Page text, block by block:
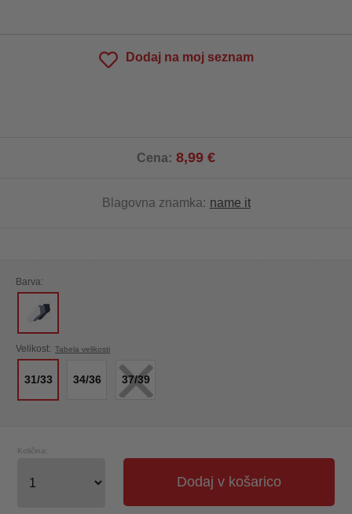
Dodaj na moj seznam
Cena: 8,99 €
Blagovna znamka: name it
Barva:
Velikost: Tabela velikosti
31/33 34/36 37/39
×
Dodaj v košarico
Količina: